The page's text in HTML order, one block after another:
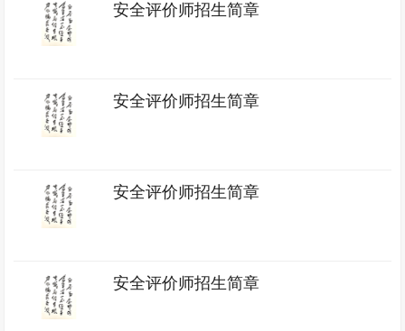
安全评价师招生简章
安全评价师招生简章
安全评价师招生简章
安全评价师招生简章